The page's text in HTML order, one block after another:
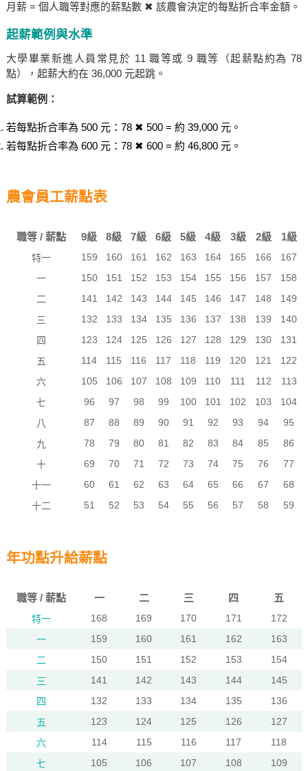
月薪 = 個人職等對應的薪點數 ✖ 該農會決定的每點折合率金額。
起薪範例與水準
大學畢業新進人員常見於 11 職等或 9 職等（起薪點約為 78
點），起薪大約在 36,000 元起跳。
試算範例：
若每點折合率為 500 元：78 ✖ 500 = 約 39,000 元。
若每點折合率為 600 元：78 ✖ 600 = 約 46,800 元。
農會員工薪點表
職等 / 薪點 9級 8級 7級 6級 5級 4級 3級 2級 1級
特一 159 160 161 162 163 164 165 166
167
一
150 151 152 153 154 155 156 157
158
二
141 142 143 144 145 146 147 148
149
三
132 133 134 135 136 137 138 139
140
四
123 124 125 126 127 128 129 130
131
五
114 115 116 117 118 119 120 121
122
六
105 106 107 108 109 110 111 112
113
七
96 97 98 99 100 101 102 103
104
八
87 88 89 90 91 92 93 94
95
九
78 79 80 81 82 83 84 85
86
十
69 70 71 72 73 74 75 76
77
十一
60 61 62 63 64 65 66 67
68
十二
51 52 53 54 55 56 57 58 59
年功點升給薪點
職等 / 薪點 一 二 三 四 五
特一 168 169 170 171
172
一
159 160 161 162
163
二
150 151 152 153
154
三
141 142 143 144
145
四
132 133 134 135
136
五
123 124 125 126
127
六
114 115 116 117
118
七
105 106 107 108
109